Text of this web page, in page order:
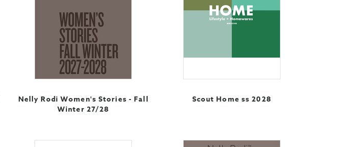
Nelly Rodi Women's Stories - Fall
Winter 27/28
Scout Home ss 2028